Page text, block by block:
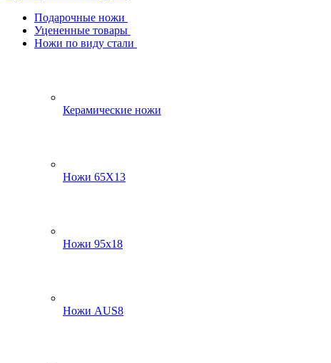
Подарочные ножи
Уцененные товары
Ножи по виду стали
Керамические ножи
Ножи 65Х13
Ножи 95х18
Ножи AUS8